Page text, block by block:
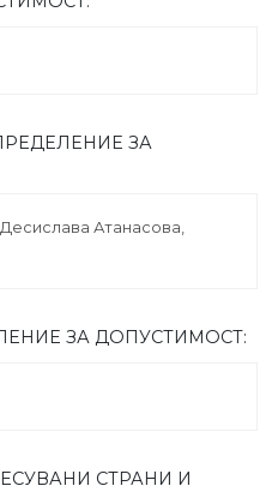
ЗА
Атанасова,
ЗА ДОПУСТИМОСТ:
СТРАНИ И